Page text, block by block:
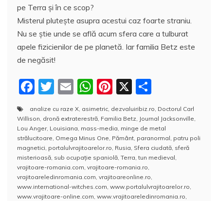
pe Terra şi în ce scop?
Misterul pluteşte asupra acestui caz foarte straniu.
Nu se ştie unde se află acum sfera care a tulburat
apele fizicienilor de pe planetă. Iar familia Betz este
de negăsit!
F
a
c
e
b
o
o
k
T
itt
er
E
m
ai
l
W
h
at
s
A
p
p
Pi
nt
er
e
st
X
a
rt
aj
e
a
z
ă
analize cu raze X, asimetric, dezvaluiribiz.ro, Doctorul Carl
Willison, dronă extraterestră, Familia Betz, Journal Jacksonville,
Lou Anger, Louisiana, mass-media, minge de metal
strălucitoare, Omega Minus One, Pământ, paranormal, patru poli
magnetici, portalulvrajitoarelor.ro, Rusia, Sfera ciudată, sferă
misterioasă, sub ocupație spaniolă, Terra,tun medieval,
vrajitoare-romania.com, vrajitoare-romania.ro,
vrajitoareledinromania.com, vrajitoareonline.ro,
www.international-witches.com, www.portalulvrajitoarelor.ro,
www.vrajitoare-online.com, www.vrajitoareledinromania.ro,